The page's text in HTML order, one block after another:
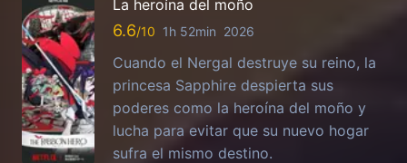
La heroína del moño
6.6 1h 52min 2026
Cuando el Nergal destruye su reino, la
princesa Sapphire despierta sus
poderes como la heroína del moño y
lucha para evitar que su nuevo hogar
sufra el mismo destino.